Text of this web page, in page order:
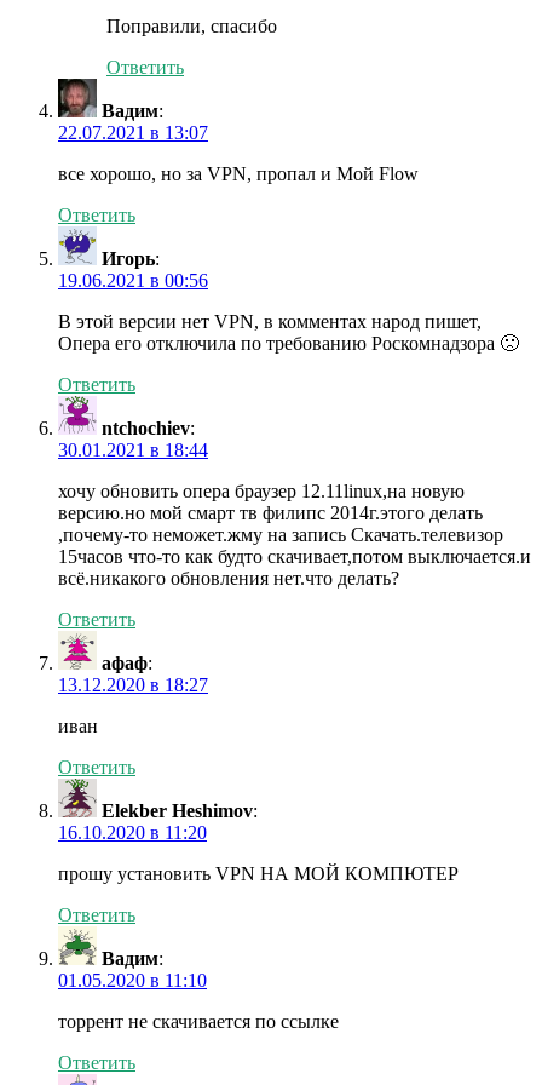
Поправили, спасибо
Ответить
Вадим:
22.07.2021 в 13:07
все хорошо, но за VPN, пропал и Мой Flow
Ответить
Игорь:
19.06.2021 в 00:56
В этой версии нет VPN, в комментах народ пишет,
Опера его отключила по требованию Роскомнадзора 🙁
Ответить
ntchochiev:
30.01.2021 в 18:44
хочу обновить опера браузер 12.11linux,на новую
версию.но мой смарт тв филипс 2014г.этого делать
,почему-то неможет.жму на запись Скачать.телевизор
15часов что-то как будто скачивает,потом выключается.и
всё.никакого обновления нет.что делать?
Ответить
афаф:
13.12.2020 в 18:27
иван
Ответить
Elekber Heshimov:
16.10.2020 в 11:20
прошу установить VPN НА МОЙ КОМПЮТЕР
Ответить
Вадим:
01.05.2020 в 11:10
торрент не скачивается по ссылке
Ответить